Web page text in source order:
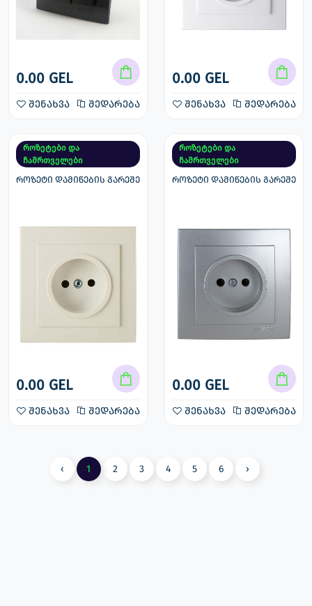
0.00 GEL
შენახვა შედარება
0.00 GEL
შენახვა შედარება
როზეტები და
ჩამრთველები
როზეტი დამიწების გარეშე
0.00 GEL
შენახვა შედარება
როზეტები და
ჩამრთველები
როზეტი დამიწების გარეშე
0.00 GEL
შენახვა შედარება
‹ 1 2 3 4 5 6 ›